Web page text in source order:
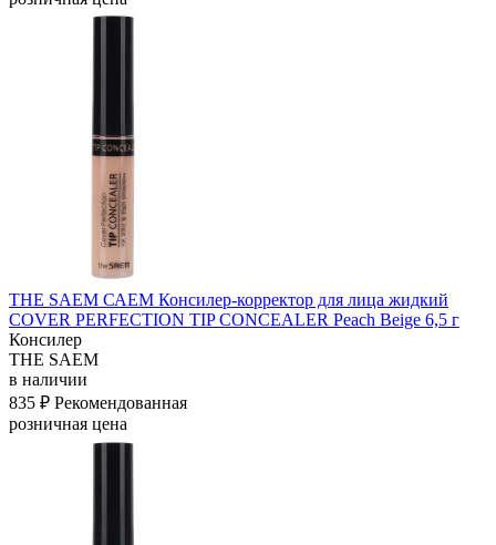
THE SAEM САЕМ Консилер-корректор для лица жидкий
COVER PERFECTION TIP CONCEALER Peach Beige 6,5 г
Консилер
THE SAEM
в наличии
835 ₽ Рекомендованная
розничная цена